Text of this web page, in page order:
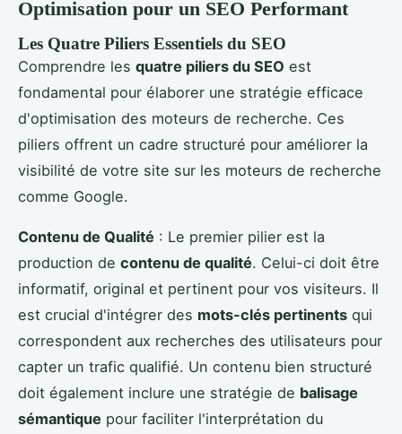
Optimisation pour un SEO Performant
Les Quatre Piliers Essentiels du SEO
Comprendre les quatre piliers du SEO est
fondamental pour élaborer une stratégie efficace
d'optimisation des moteurs de recherche. Ces
piliers offrent un cadre structuré pour améliorer la
visibilité de votre site sur les moteurs de recherche
comme Google.
Contenu de Qualité : Le premier pilier est la
production de contenu de qualité. Celui-ci doit être
informatif, original et pertinent pour vos visiteurs. Il
est crucial d'intégrer des mots-clés pertinents qui
correspondent aux recherches des utilisateurs pour
capter un trafic qualifié. Un contenu bien structuré
doit également inclure une stratégie de balisage
sémantique pour faciliter l'interprétation du